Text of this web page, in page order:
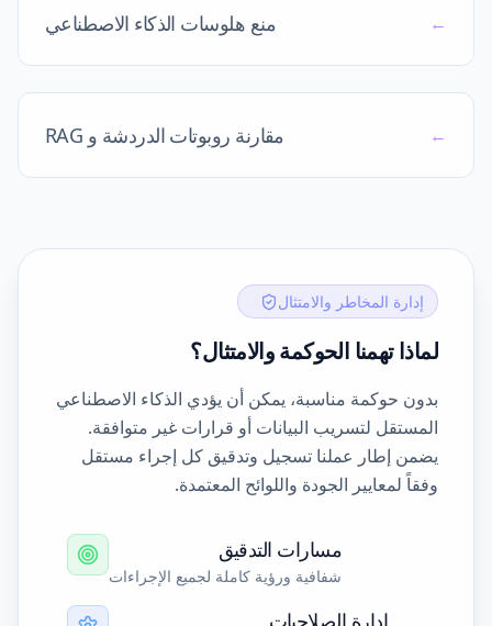
منع هلوسات الذكاء الاصطناعي
مقارنة روبوتات الدردشة و RAG
إدارة المخاطر والامتثال
لماذا تهمنا الحوكمة والامتثال؟
بدون حوكمة مناسبة، يمكن أن يؤدي الذكاء الاصطناعي
المستقل لتسريب البيانات أو قرارات غير متوافقة.
يضمن إطار عملنا تسجيل وتدقيق كل إجراء مستقل
وفقاً لمعايير الجودة واللوائح المعتمدة.
مسارات التدقيق
شفافية ورؤية كاملة لجميع الإجراءات
إدارة الصلاحيات